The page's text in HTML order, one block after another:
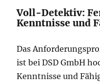
Voll-Detektiv:
Kenntnisse und
Das
ist bei DSD GmbH
Kenntnisse und